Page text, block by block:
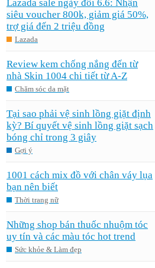
Lazada sale ngày đôi 6.6: Nhận
siêu voucher 800k, giảm giá 50%,
trợ giá đến 2 triệu đồng
Lazada
Review kem chống nắng đến từ
nhà Skin 1004 chi tiết từ A-Z
Chăm sóc da mặt
Tại sao phải vệ sinh lồng giặt định
kỳ? Bí quyết vệ sinh lồng giặt sạch
bóng chỉ trong 3 giây
Gợi ý
1001 cách mix đồ với chân váy lụa
bạn nên biết
Thời trang nữ
Những shop bán thuốc nhuộm tóc
uy tín và các màu tóc hot trend
Sức khỏe & Làm đẹp